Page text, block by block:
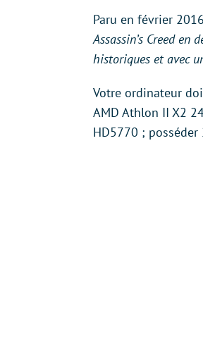
Paru en février
Assassin’s Creed
historiques et avec
Votre ordinateur
AMD Athlon II X2
HD5770 ; posséder